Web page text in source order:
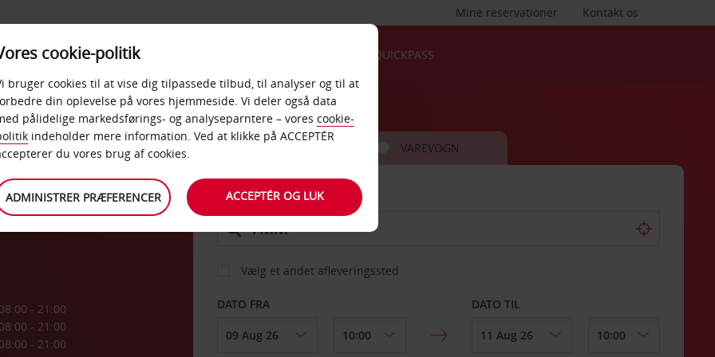
Kontakt os
Mine reservationer
PRODUKTER &
KONTORER
QUICKPASS
08:00 - 21:00
08:00 - 21:00
08:00 - 21:00
BIL VAREVOGN
AFHENT FRA
Vælg et andet afleveringssted
DATO FRA DATO TIL
cookie-politik
bruger cookies til at vise dig tilpassede tilbud, til analyser og til at
din oplevelse på vores hjemmeside. Vi deler også data
pålidelige markedsførings- og analyseparntere – vores cookie-
indeholder mere information. Ved at klikke på ACCEPTÉR
du vores brug af cookies.
ADMINISTRER PRÆFERENCER ACCEPTÉR OG LUK